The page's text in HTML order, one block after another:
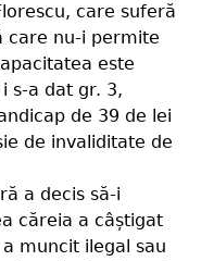
care suferă
care nu-i permite
este
s-a dat gr. 3,
de 39 de lei
de invaliditate de
a decis să-i
căreia a câștigat
muncit ilegal sau